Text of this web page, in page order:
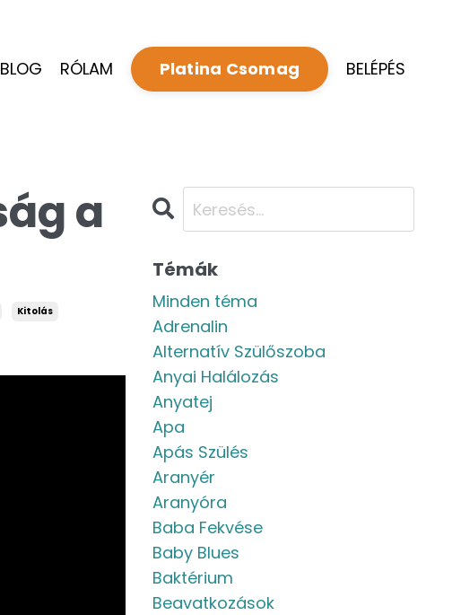
BLOG RÓLAM Platina Csomag BELÉPÉS
a
Kitolás
Témák
Minden téma
Adrenalin
Alternatív Szülőszoba
Anyai Halálozás
Anyatej
Apa
Apás Szülés
Aranyér
Aranyóra
Baba Fekvése
Baby Blues
Baktérium
Beavatkozások